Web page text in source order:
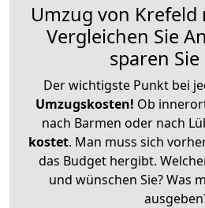
Umzug von Krefeld
Vergleichen Sie
sparen Sie
Der wichtigste Punkt bei
Umzugskosten! Ob
nach Barmen oder nach
kostet. Man muss sich
das Budget hergibt.
und wünschen Sie? Was